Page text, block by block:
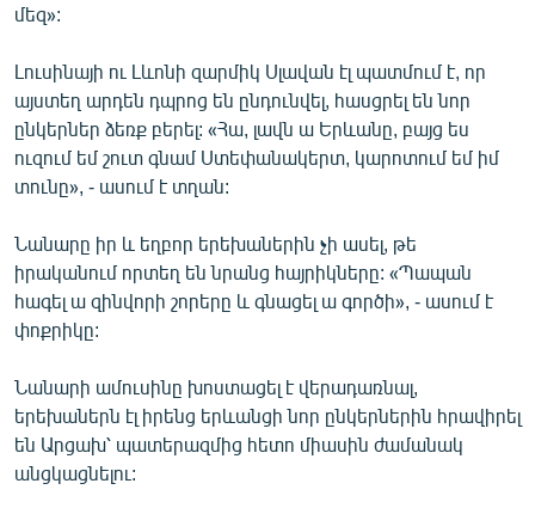
մեզ»:
Լուսինայի ու Լևոնի զարմիկ Սլավան էլ պատմում է, որ
այստեղ արդեն դպրոց են ընդունվել, հասցրել են նոր
ընկերներ ձեռք բերել: «Հա, լավն ա Երևանը, բայց ես
ուզում եմ շուտ գնամ Ստեփանակերտ, կարոտում եմ իմ
տունը», - ասում է տղան:
Նանարը իր և եղբոր երեխաներին չի ասել, թե
իրականում որտեղ են նրանց հայրիկները: «Պապան
հագել ա զինվորի շորերը և գնացել ա գործի», - ասում է
փոքրիկը:
Նանարի ամուսինը խոստացել է վերադառնալ,
երեխաներն էլ իրենց երևանցի նոր ընկերներին հրավիրել
են Արցախ՝ պատերազմից հետո միասին ժամանակ
անցկացնելու: